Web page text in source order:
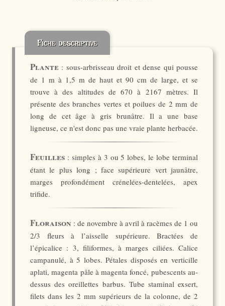
Fiche descriptive
Plante : sous-arbrisseau droit et dense qui pousse
de 1 m à 1,5 m de haut et 90 cm de large, et se
trouve à des altitudes de 670 à 2167 mètres. Il
présente des branches vertes et poilues de 2 mm de
long de cet âge à gris brunâtre. Il a une base
ligneuse, ce n'est donc pas une vraie plante herbacée.
Feuilles : simples à 3 ou 5 lobes, le lobe terminal
étant le plus long ; face supérieure vert jaunâtre,
marges profondément crénelées-dentelées, apex
trifide.
Floraison : de novembre à avril à racèmes de 1 ou
2/3 fleurs à l’aisselle supérieure. Bractées de
l’épicalice : 3, filiformes, à marges ciliées. Calice
campanulé, à 5 lobes. Pétales disposés en verticille
aplati, magenta pâle à magenta foncé, pubescents au-
dessus des oreillettes barbus. Tube staminal exsert,
filets dans les 2 mm supérieurs de la colonne, de 2